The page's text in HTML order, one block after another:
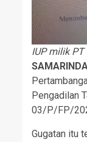
IUP milik
Pengadilan
03/P/FP/
Gugatan itu